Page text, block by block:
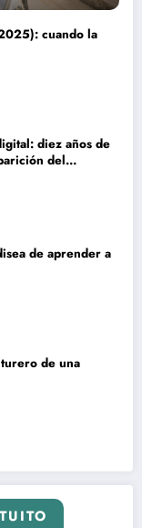
cuando la
diez años de
del
de aprender a
de una